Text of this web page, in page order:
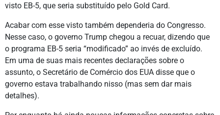
visto EB-5, que seria substituído pelo Gold Card.
Acabar com esse visto também dependeria do Congresso.
Nesse caso, o governo Trump chegou a recuar, dizendo que
o programa EB-5 seria “modificado” ao invés de excluído.
Em uma de suas mais recentes declarações sobre o
assunto, o Secretário de Comércio dos EUA disse que o
governo estava trabalhando nisso (mas sem dar mais
detalhes).